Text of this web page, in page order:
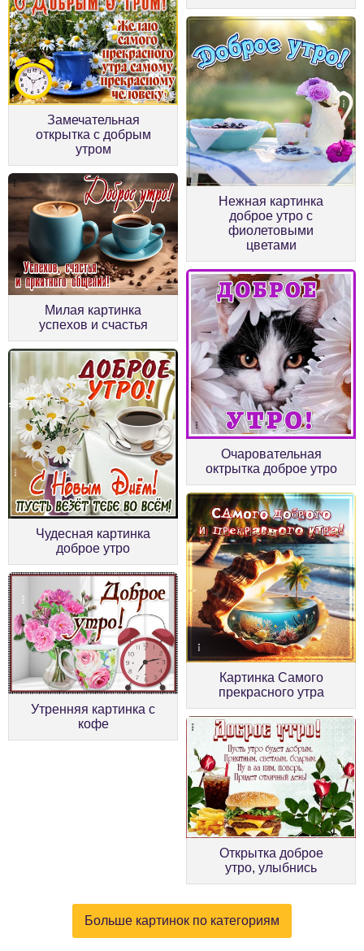
Замечательная
открытка с добрым
утром
Нежная картинка
доброе утро с
фиолетовыми
цветами
Милая картинка
успехов и счастья
Очаровательная
октрытка доброе утро
Чудесная картинка
доброе утро
Картинка Самого
прекрасного утра
Утренняя картинка с
кофе
Открытка доброе
утро, улыбнись
Больше картинок по категориям